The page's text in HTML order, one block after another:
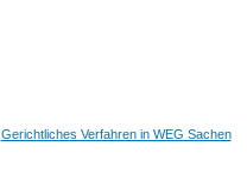
Gerichtliches Verfahren in WEG Sachen